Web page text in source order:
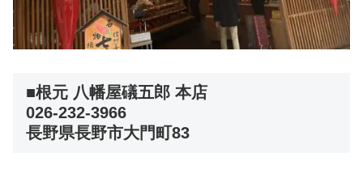
■根元 八幡屋礒五郎 本店
026-232-3966
長野県長野市大門町83